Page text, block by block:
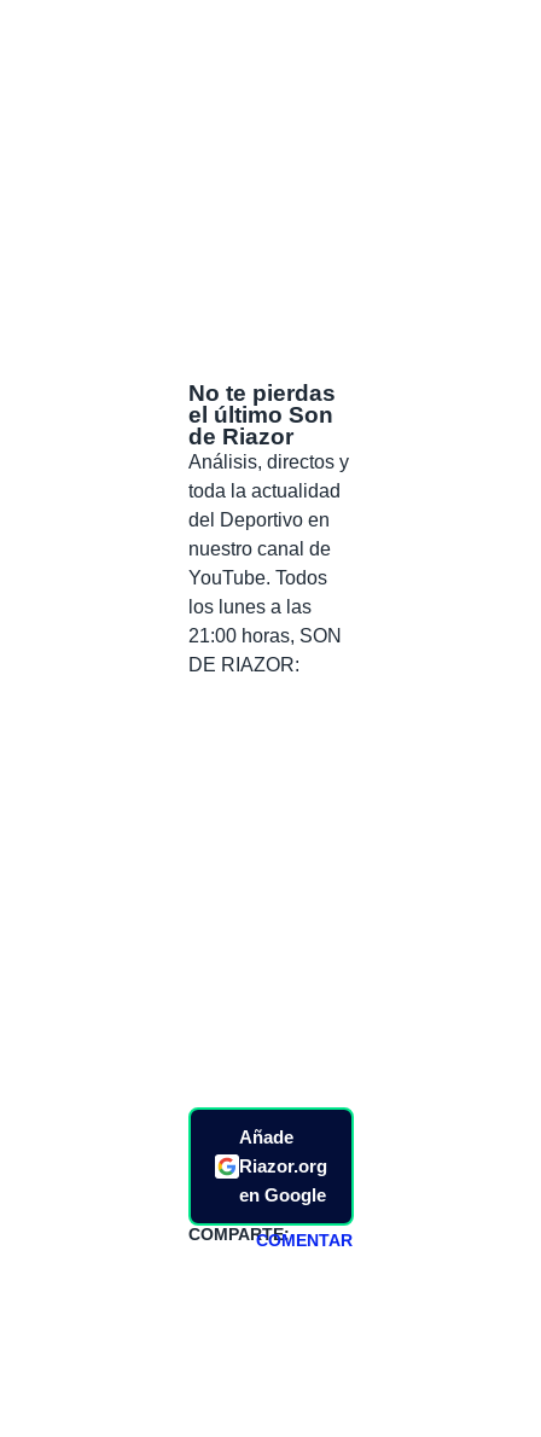
No te pierdas
el último Son
de Riazor
Análisis, directos y
toda la actualidad
del Deportivo en
nuestro canal de
YouTube. Todos
los lunes a las
21:00 horas, SON
DE RIAZOR:
Añade
Riazor.org
en Google
COMPARTE:COMENTAR